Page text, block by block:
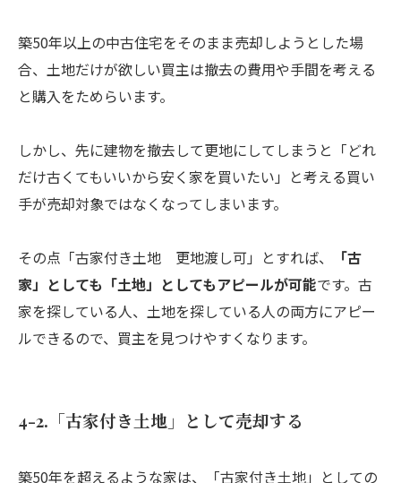
築50年以上の中古住宅をそのまま売却しようとした場
合、土地だけが欲しい買主は撤去の費用や手間を考える
と購入をためらいます。
しかし、先に建物を撤去して更地にしてしまうと「どれ
だけ古くてもいいから安く家を買いたい」と考える買い
手が売却対象ではなくなってしまいます。
その点「古家付き土地 更地渡し可」とすれば、
「古
家」としても「土地」としてもアピールが可能です。古
家を探している人、土地を探している人の両方にアピー
ルできるので、買主を見つけやすくなります。
4-2.「古家付き土地」として売却する
築50年を超えるような家は、「古家付き土地」としての